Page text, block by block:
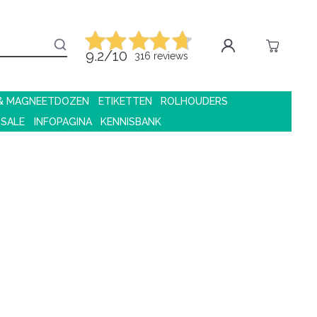
9.2/10 316 reviews
MAGNEETDOZEN ETIKETTEN
ROLHOUDERS
INFOPAGINA KENNISBANK